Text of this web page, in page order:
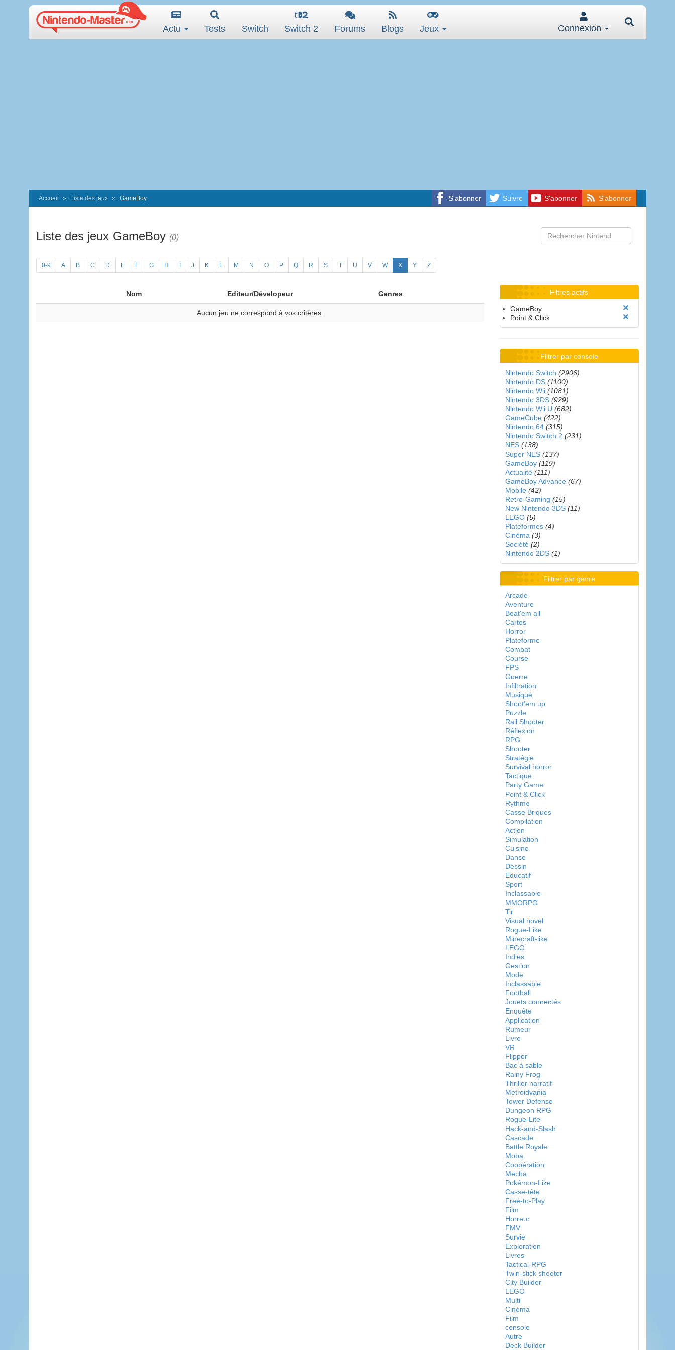
Actu Tests Switch Switch 2 Forums Blogs Jeux Connexion
S'abonner Suivre S'abonner S'abonner
Accueil Liste des jeux GameBoy
Liste des jeux GameBoy (0)
0-9 A B C D E F G H J K L M N O P Q R S T U V W X Y Z
Nom Editeur/Dévelopeur Genres
Aucun jeu ne correspond à vos critères.
Filtres actifs
GameBoy
Point & Click
Filtrer par console
Nintendo Switch (2906)
Nintendo DS (1100)
Nintendo Wii (1081)
Nintendo 3DS (929)
Nintendo Wii U (682)
GameCube (422)
Nintendo 64 (315)
Nintendo Switch 2 (231)
NES (138)
Super NES (137)
GameBoy (119)
Actualité (111)
GameBoy Advance (67)
Mobile (42)
Retro-Gaming (15)
New Nintendo 3DS (11)
LEGO (5)
Plateformes (4)
Cinéma (3)
Société (2)
Nintendo 2DS (1)
Filtrer par genre
Arcade
Aventure
Beat'em all
Cartes
Horror
Plateforme
Combat
Course
FPS
Guerre
Infiltration
Musique
Shoot'em up
Puzzle
Rail Shooter
Réflexion
RPG
Shooter
Stratégie
Survival horror
Tactique
Party Game
Point & Click
Rythme
Casse Briques
Compilation
Action
Simulation
Cuisine
Danse
Dessin
Educatif
Sport
Inclassable
MMORPG
Tir
Visual novel
Rogue-Like
Minecraft-like
LEGO
Indies
Gestion
Mode
Inclassable
Football
Jouets connectés
Enquête
Application
Rumeur
Livre
VR
Flipper
Bac à sable
Rainy Frog
Thriller narratif
Metroidvania
Tower Defense
Dungeon RPG
Rogue-Lite
Hack-and-Slash
Cascade
Battle Royale
Moba
Coopération
Mecha
Pokémon-Like
Casse-tête
Free-to-Play
Film
Horreur
FMV
Survie
Exploration
Livres
Tactical-RPG
Twin-stick shooter
City Builder
LEGO
Multi
Cinéma
Film
console
Autre
Deck Builder